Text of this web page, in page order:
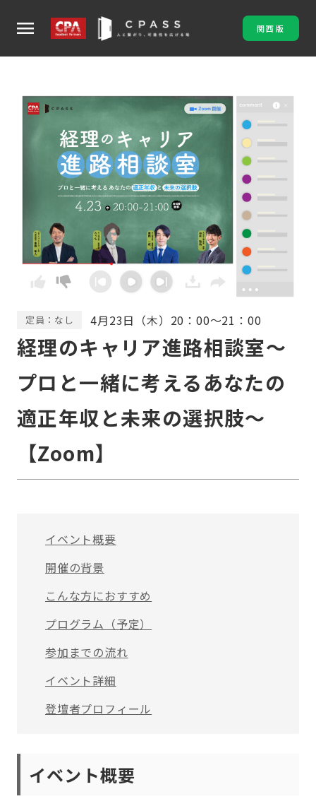
menu 関西版
定員：なし 4月23日（木）20：00～21：00
経理のキャリア進路相談室～
プロと一緒に考えるあなたの
適正年収と未来の選択肢～
【Zoom】
イベント概要
開催の背景
こんな方におすすめ
プログラム（予定）
参加までの流れ
イベント詳細
登壇者プロフィール
イベント概要